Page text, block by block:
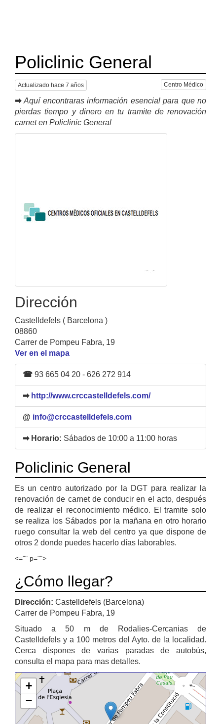
Policlinic General
Actualizado hace 7 años Centro Médico
➡ Aquí encontraras información esencial para que no
pierdas tiempo y dinero en tu tramite de renovación
carnet en Policlinic General
Dirección
Castelldefels ( Barcelona )
08860
Carrer de Pompeu Fabra, 19
Ver en el mapa
☎ 93 665 04 20 - 626 272 914
➡ http://www.crccastelldefels.com/
@ info@crccastelldefels.com
➡ Horario: Sábados de 10:00 a 11:00 horas
Policlinic General
Es un centro autorizado por la DGT para realizar la
renovación de carnet de conducir en el acto, después
de realizar el reconocimiento médico. El tramite solo
se realiza los Sábados por la mañana en otro horario
ruego consultar la web del centro ya que dispone de
otros 2 donde puedes hacerlo días laborables.
<="" p="">
¿Cómo llegar?
Dirección: Castelldefels (Barcelona)
Carrer de Pompeu Fabra, 19
Situado a 50 m de Rodalies-Cercanias de
Castelldefels y a 100 metros del Ayto. de la localidad.
Cerca dispones de varias paradas de autobús,
consulta el mapa para mas detalles.
+
−